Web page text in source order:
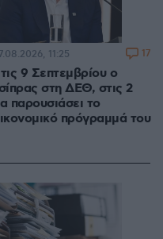
9 Σεπτεμβρίου ο
στη ΔΕΘ, στις 2
παρουσιάσει το
πρόγραμμά του
11:25 17